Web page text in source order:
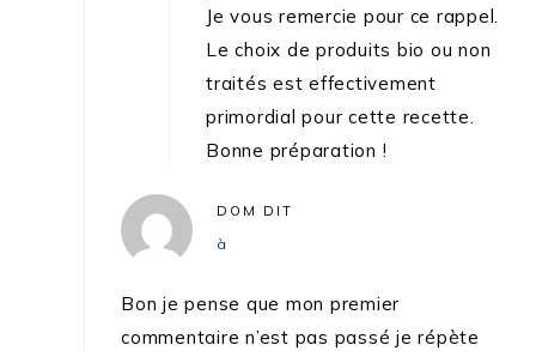
​Je vous remercie pour ce rappel.
Le choix de produits bio ou non
traités est effectivement
primordial pour cette recette.
Bonne préparation !
DOM DIT
à
Bon je pense que mon premier
commentaire n’est pas passé je répète